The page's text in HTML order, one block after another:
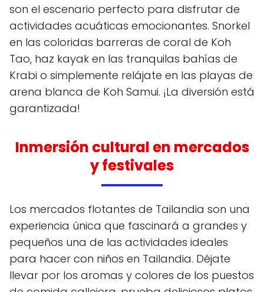
son el escenario perfecto para disfrutar de
actividades acuáticas emocionantes. Snorkel
en las coloridas barreras de coral de Koh
Tao, haz kayak en las tranquilas bahías de
Krabi o simplemente relájate en las playas de
arena blanca de Koh Samui. ¡La diversión está
garantizada!
Inmersión cultural en mercados
y festivales
Los mercados flotantes de Tailandia son una
experiencia única que fascinará a grandes y
pequeños una de las actividades ideales
para hacer con niños en Tailandia. Déjate
llevar por los aromas y colores de los puestos